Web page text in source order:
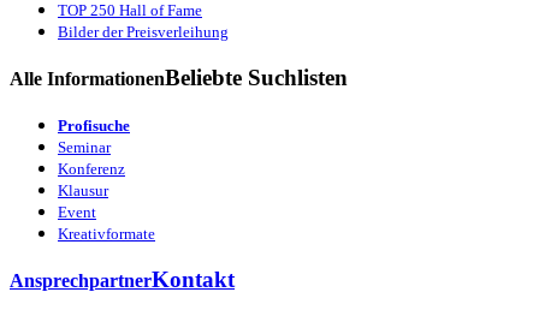
TOP 250 Hall of Fame
Bilder der Preisverleihung
Alle InformationenBeliebte Suchlisten
Profisuche
Seminar
Konferenz
Klausur
Event
Kreativformate
AnsprechpartnerKontakt